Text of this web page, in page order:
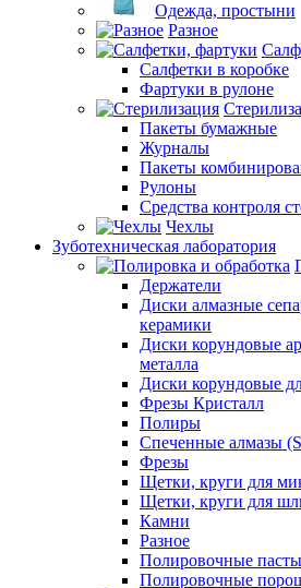
Одежда, простыни
Разное
Салфетки в коробке
Фартуки в рулоне
Пакеты бумажные
Журналы
Пакеты
Рулоны
Средства контроля
Чехлы
Зуботехническая лаборатория
Держатели
Диски алмазные
керамики
Диски корундовые
металла
Диски корундовые
Фрезы Кристалл
Полиры
Спеченные алмазы
Фрезы
Щетки, круги для
Щетки, круги для
Камни
Разное
Полировочные пасты
Полировочные